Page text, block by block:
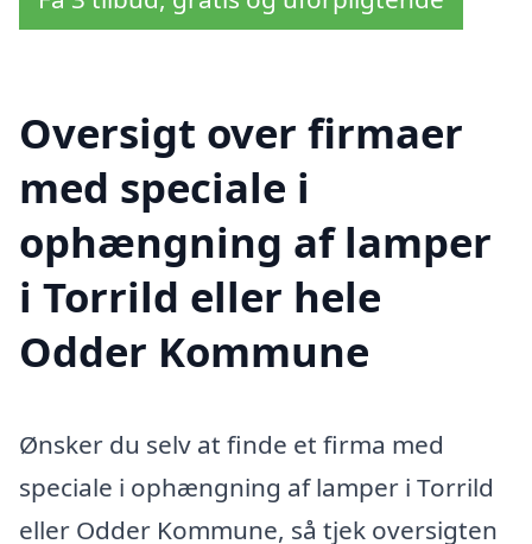
Oversigt over firmaer
med speciale i
ophængning af lamper
i Torrild eller hele
Odder Kommune
Ønsker du selv at finde et firma med
speciale i ophængning af lamper i Torrild
eller Odder Kommune, så tjek oversigten